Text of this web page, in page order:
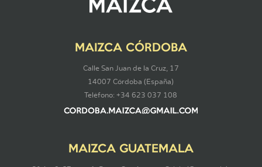
MAIZCA CÓRDOBA
Calle San Juan de la Cruz, 17
14007 Córdoba (España)
Teléfono: +34 623 037 108
MAIZCA GUATEMALA